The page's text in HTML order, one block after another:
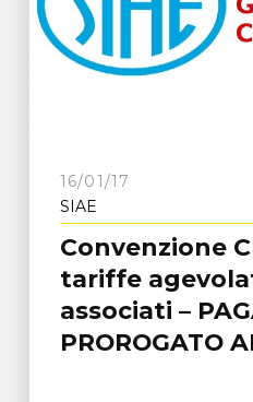
16/01/17
SIAE
Convenzione
tariffe
associati –
PROROGATO